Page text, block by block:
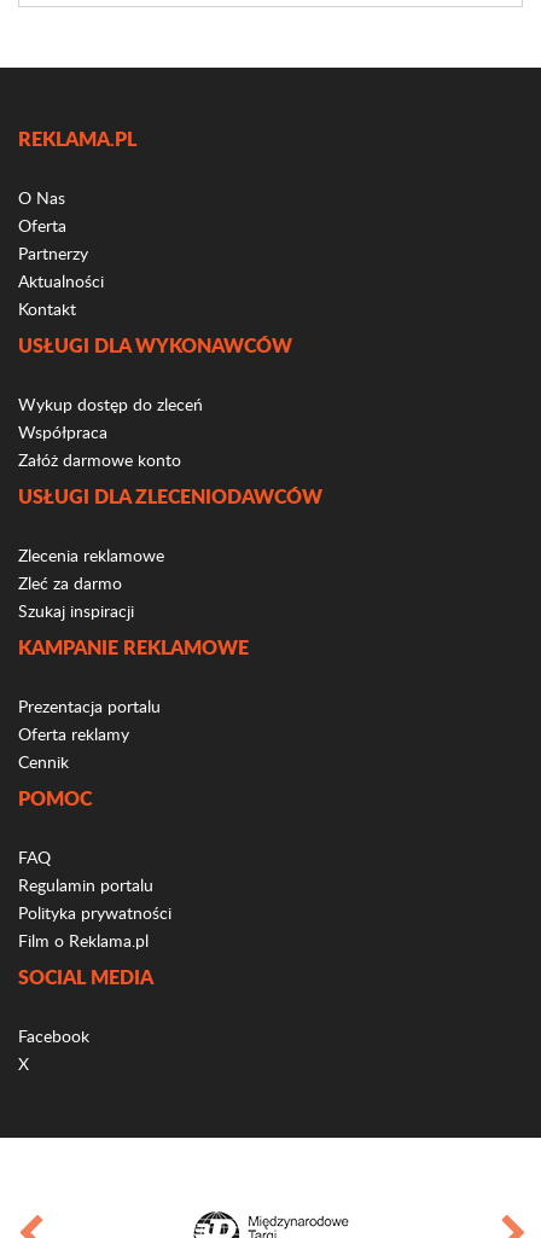
REKLAMA.PL
O Nas
Oferta
Partnerzy
Aktualności
Kontakt
USŁUGI DLA WYKONAWCÓW
Wykup dostęp do zleceń
Współpraca
Załóż darmowe konto
USŁUGI DLA ZLECENIODAWCÓW
Zlecenia reklamowe
Zleć za darmo
Szukaj inspiracji
KAMPANIE REKLAMOWE
Prezentacja portalu
Oferta reklamy
Cennik
POMOC
FAQ
Regulamin portalu
Polityka prywatności
Film o Reklama.pl
SOCIAL MEDIA
Facebook
X